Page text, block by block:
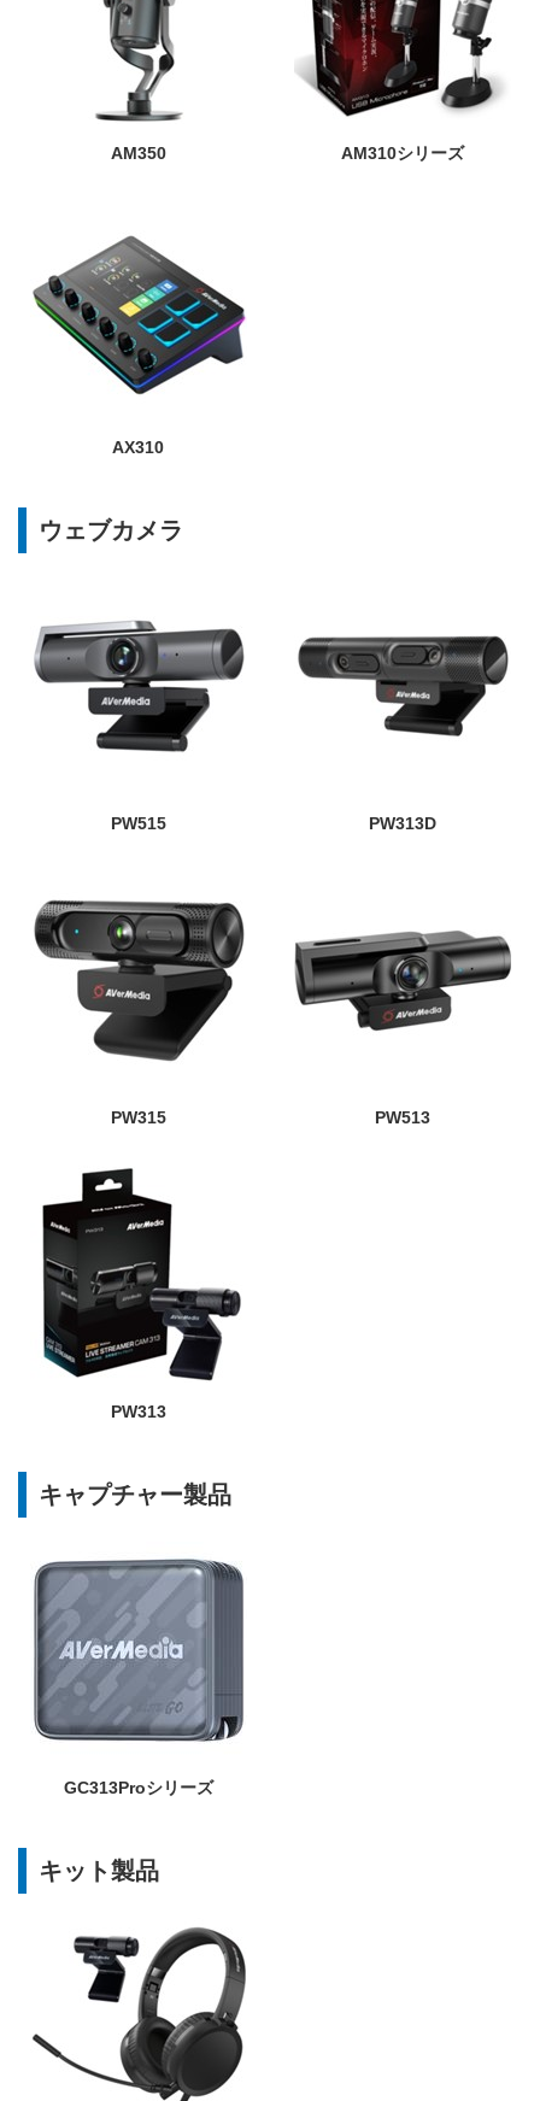
AM350 AM310シリーズ
AX310
ウェブカメラ
PW515 PW313D
PW315 PW513
PW313
キャプチャー製品
GC313Proシリーズ
キット製品